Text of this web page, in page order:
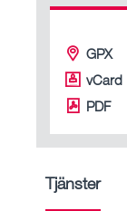
GPX
vCard
PDF
Tjänster